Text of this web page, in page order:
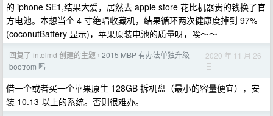
的 iphone SE1,结果大爱，居然去 apple store 花比机器贵的钱换了官
方电池。本想当个 4 寸绝唱收藏机，结果循环两次健康度掉到 97%
(coconutBattery 显示)，苹果原装电池的质量呀，唉～～
回复了 intelmd 创建的主题 › 2015 MBP 有办法单独升级
bootrom 吗
2020 年 11 月 26
日
借一个或者买一个苹果原生 128GB 拆机盘（最小的容量便宜），安
装 10.13 以上的系统。否则很难办。